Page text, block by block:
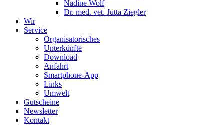
Nadine Wolf
Dr. med. vet. Jutta Ziegler
Wir
Service
Organisatorisches
Unterkünfte
Download
Anfahrt
Smartphone-App
Links
Umwelt
Gutscheine
Newsletter
Kontakt